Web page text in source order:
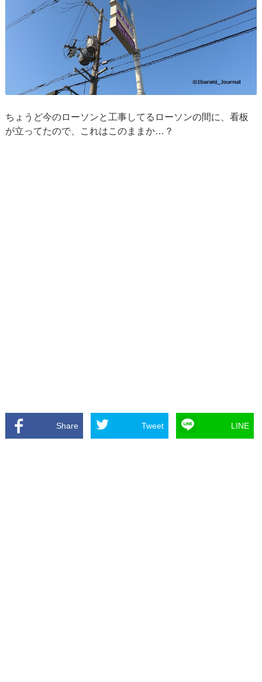
ちょうど今のローソンと工事してるローソンの間に、看板
が立ってたので、これはこのままか…？
Share Tweet LINE